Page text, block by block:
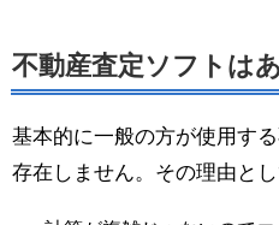
不動産査定ソフトは
基本的に一般の方が使用す
存在しません。その理由とし